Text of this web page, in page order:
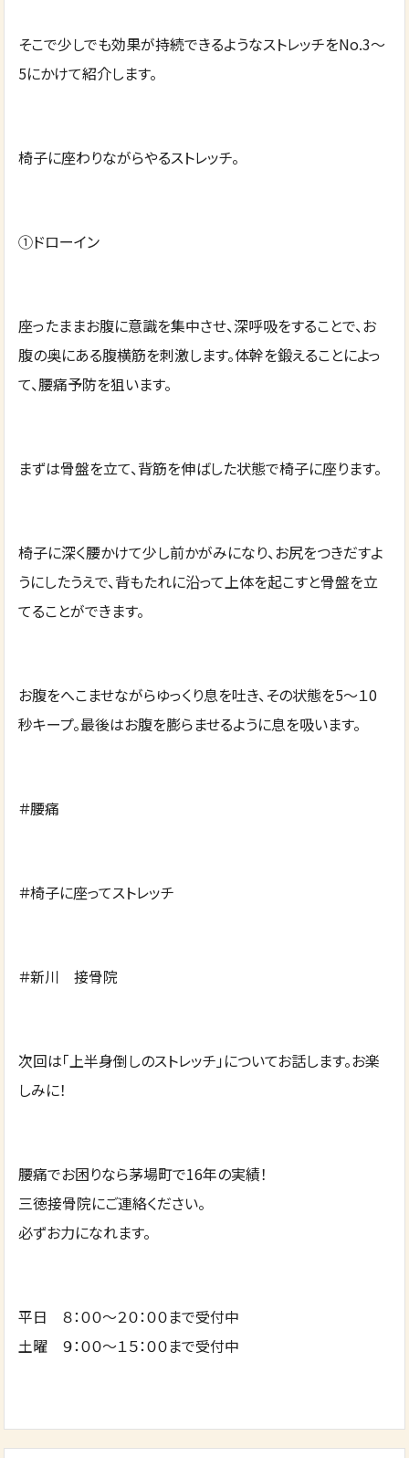
そこで少しでも効果が持続できるようなストレッチをNo.3～
5にかけて紹介します。
椅子に座わりながらやるストレッチ。
①ドローイン
座ったままお腹に意識を集中させ、深呼吸をすることで、お
腹の奥にある腹横筋を刺激します。体幹を鍛えることによっ
て、腰痛予防を狙います。
まずは骨盤を立て、背筋を伸ばした状態で椅子に座ります。
椅子に深く腰かけて少し前かがみになり、お尻をつきだすよ
うにしたうえで、背もたれに沿って上体を起こすと骨盤を立
てることができます。
お腹をへこませながらゆっくり息を吐き、その状態を5～１0
秒キープ。最後はお腹を膨らませるように息を吸います。
＃腰痛
＃椅子に座ってストレッチ
＃新川 接骨院
次回は「上半身倒しのストレッチ」についてお話します。お楽
しみに！
腰痛でお困りなら茅場町で16年の実績！
三徳接骨院にご連絡ください。
必ずお力になれます。
平日 ８：００～２０：００まで受付中
土曜 ９：００～１５：００まで受付中